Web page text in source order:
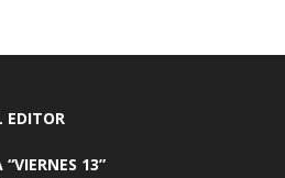
EDITOR
13”